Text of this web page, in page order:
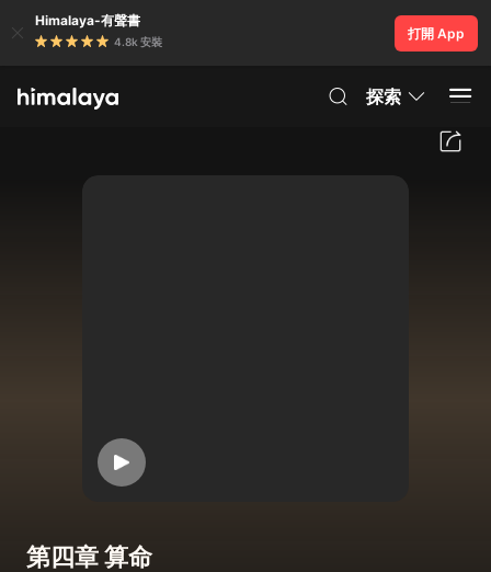
Himalaya-有聲書
4.8k 安裝
打開 App
探索
第四章 算命